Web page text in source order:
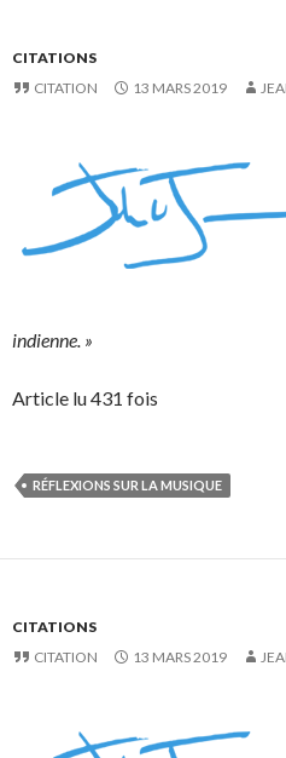
CITATIONS
CITATION
13 MARS 2019
indienne. »
Article lu 431 fois
RÉFLEXIONS SUR LA MUSIQUE
CITATIONS
CITATION
13 MARS 2019